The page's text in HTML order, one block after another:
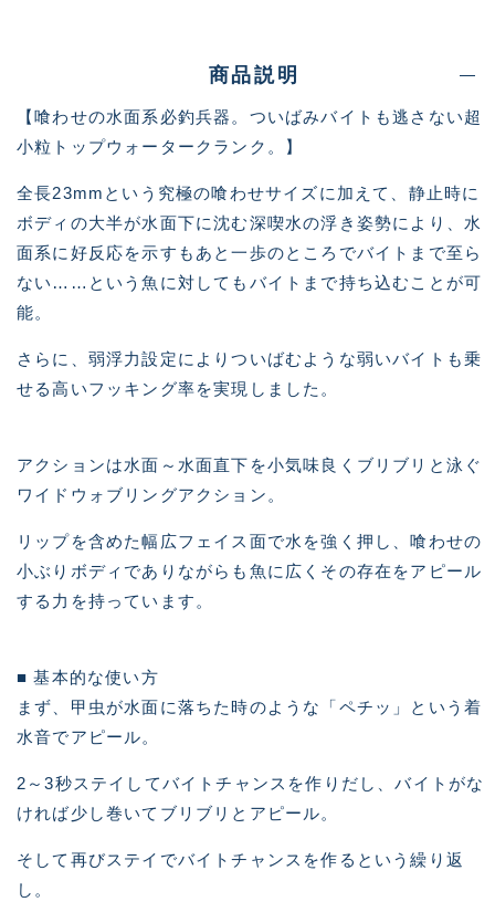
商品説明
【喰わせの水面系必釣兵器。ついばみバイトも逃さない超
小粒トップウォータークランク。】
全長23mmという究極の喰わせサイズに加えて、静止時に
ボディの大半が水面下に沈む深喫水の浮き姿勢により、水
面系に好反応を示すもあと一歩のところでバイトまで至ら
ない……という魚に対してもバイトまで持ち込むことが可
能。
さらに、弱浮力設定によりついばむような弱いバイトも乗
せる高いフッキング率を実現しました。
アクションは水面～水面直下を小気味良くブリブリと泳ぐ
ワイドウォブリングアクション。
リップを含めた幅広フェイス面で水を強く押し、喰わせの
小ぶりボディでありながらも魚に広くその存在をアピール
する力を持っています。
■ 基本的な使い方
まず、甲虫が水面に落ちた時のような「ペチッ」という着
水音でアピール。
2～3秒ステイしてバイトチャンスを作りだし、バイトがな
ければ少し巻いてブリブリとアピール。
そして再びステイでバイトチャンスを作るという繰り返
し。